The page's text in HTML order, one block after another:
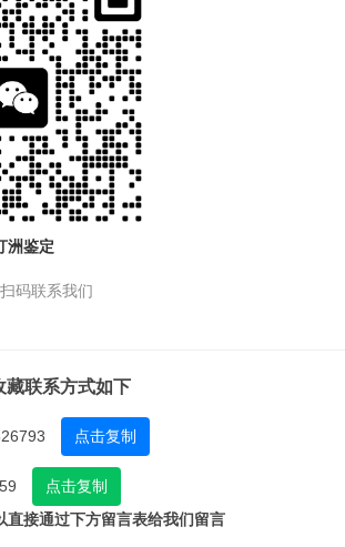
洲鉴定
码联系我们
藏联系方式如下
点击复制
点击复制
直接通过下方留言表给我们留言